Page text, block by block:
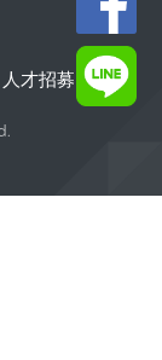
人才招募